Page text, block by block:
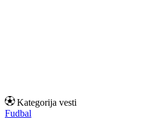
Kategorija vesti
Fudbal